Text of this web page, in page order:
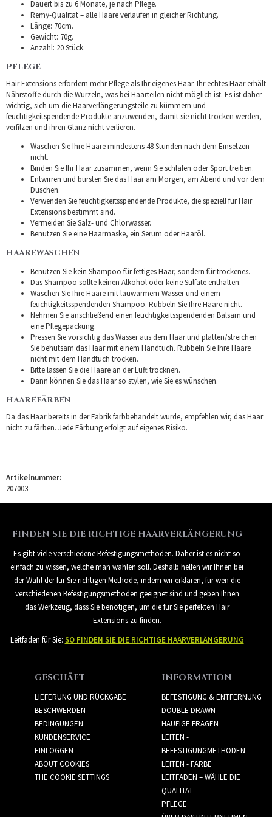
Dauert bis zu 6 Monate, je nach Pflege.
Remy-Qualität – alle Haare verlaufen in gleicher Richtung.
Länge: 70cm.
Gewicht: 70g.
Anzahl: 20 Stück.
PFLEGE
Hair Extensions erfordern mehr Pflege als Ihr eigenes Haar. Ihr echtes Haar erhält
Nährstoffe durch die Wurzeln, was bei Haarteilen nicht möglich ist. Es ist daher
wichtig, sich um die Haarverlängerungsteile zu kümmern und
feuchtigkeitspendende Produkte anzuwenden, damit sie nicht trocken werden,
verfilzen und ihren Glanz nicht verlieren.
Waschen Sie Ihre Haare mindestens 48 Stunden nach dem Einsetzen
nicht.
Binden Sie Ihr Haar zusammen, wenn Sie schlafen oder Sport treiben.
Entwirren und bürsten Sie das Haar am Morgen, am Abend und vor dem
Duschen.
Verwenden Sie feuchtigkeitsspendende Produkte, die speziell für Hair
Extensions bestimmt sind.
Vermeiden Sie Salz- und Chlorwasser.
Benutzen Sie eine Haarmaske, ein Serum oder Haaröl.
HAAREWASCHEN
Benutzen Sie kein Shampoo für fettiges Haar, sondern für trockenes.
Das Shampoo sollte keinen Alkohol oder keine Sulfate enthalten.
Waschen Sie Ihre Haare mit lauwarmem Wasser und einem
feuchtigkeitsspendenden Shampoo. Rubbeln Sie Ihre Haare nicht.
Nehmen Sie anschließend einen feuchtigkeitsspendenden Balsam und
eine Pflegepackung.
Pressen Sie vorsichtig das Wasser aus dem Haar und plätten/streichen
Sie behutsam das Haar mit einem Handtuch. Rubbeln Sie Ihre Haare
nicht mit dem Handtuch trocken.
Bitte lassen Sie die Haare an der Luft trocknen.
Dann können Sie das Haar so stylen, wie Sie es wünschen.
HAAREFÄRBEN
Da das Haar bereits in der Fabrik farbbehandelt wurde, empfehlen wir, das Haar
nicht zu färben. Jede Färbung erfolgt auf eigenes Risiko.
Artikelnummer:
207003
FINDEN SIE DIE RICHTIGE HAARVERLÄNGERUNG
Es gibt viele verschiedene Befestigungsmethoden. Daher ist es nicht so
einfach zu wissen, welche man wählen soll. Deshalb helfen wir Ihnen bei
der Wahl der für Sie richtigen Methode, indem wir erklären, für wen die
verschiedenen Befestigungsmethoden geeignet sind und geben Ihnen
das Werkzeug, dass Sie benötigen, um die für Sie perfekten Hair
Extensions zu finden.
Leitfaden für Sie: SO FINDEN SIE DIE RICHTIGE HAARVERLÄNGERUNG
GESCHÄFT
LIEFERUNG UND RÜCKGABE
BESCHWERDEN
BEDINGUNGEN
KUNDENSERVICE
EINLOGGEN
ABOUT COOKIES
THE COOKIE SETTINGS
INFORMATION
BEFESTIGUNG & ENTFERNUNG
DOUBLE DRAWN
HÄUFIGE FRAGEN
LEITEN -
BEFESTIGUNGMETHODEN
LEITEN - FARBE
LEITFADEN – WÄHLE DIE
QUALITÄT
PFLEGE